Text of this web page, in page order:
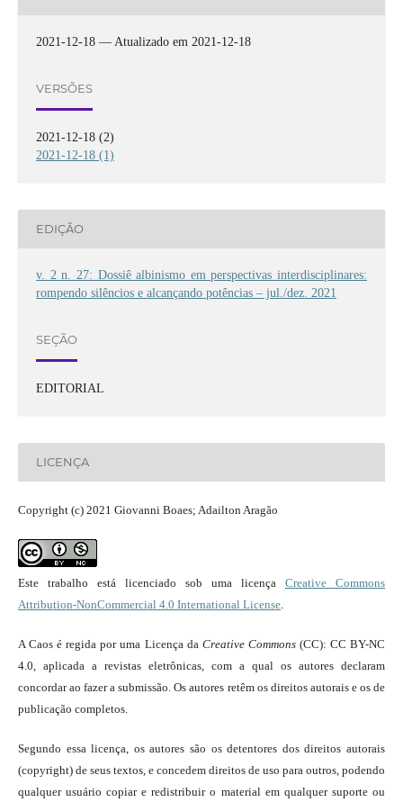
2021-12-18 — Atualizado em 2021-12-18
VERSÕES
2021-12-18 (2)
2021-12-18 (1)
EDIÇÃO
v. 2 n. 27: Dossiê albinismo em perspectivas interdisciplinares:
rompendo silêncios e alcançando potências – jul./dez. 2021
SEÇÃO
EDITORIAL
LICENÇA
Copyright (c) 2021 Giovanni Boaes; Adailton Aragão
Este trabalho está licenciado sob uma licençaCreative Commons
Attribution-NonCommercial 4.0 International License.
A Caos é regida por uma Licença da Creative Commons(CC): CC BY-NC
4.0, aplicada a revistas eletrônicas, com a qual os autores declaram
concordar ao fazer a submissão. Os autores retêm os direitos autorais e os de
publicação completos.
Segundo essa licença, os autores são os detentores dos direitos autorais
(copyright) de seus textos, e concedem direitos de uso para outros, podendo
qualquer usuário copiar e redistribuir o material em qualquer suporte ou